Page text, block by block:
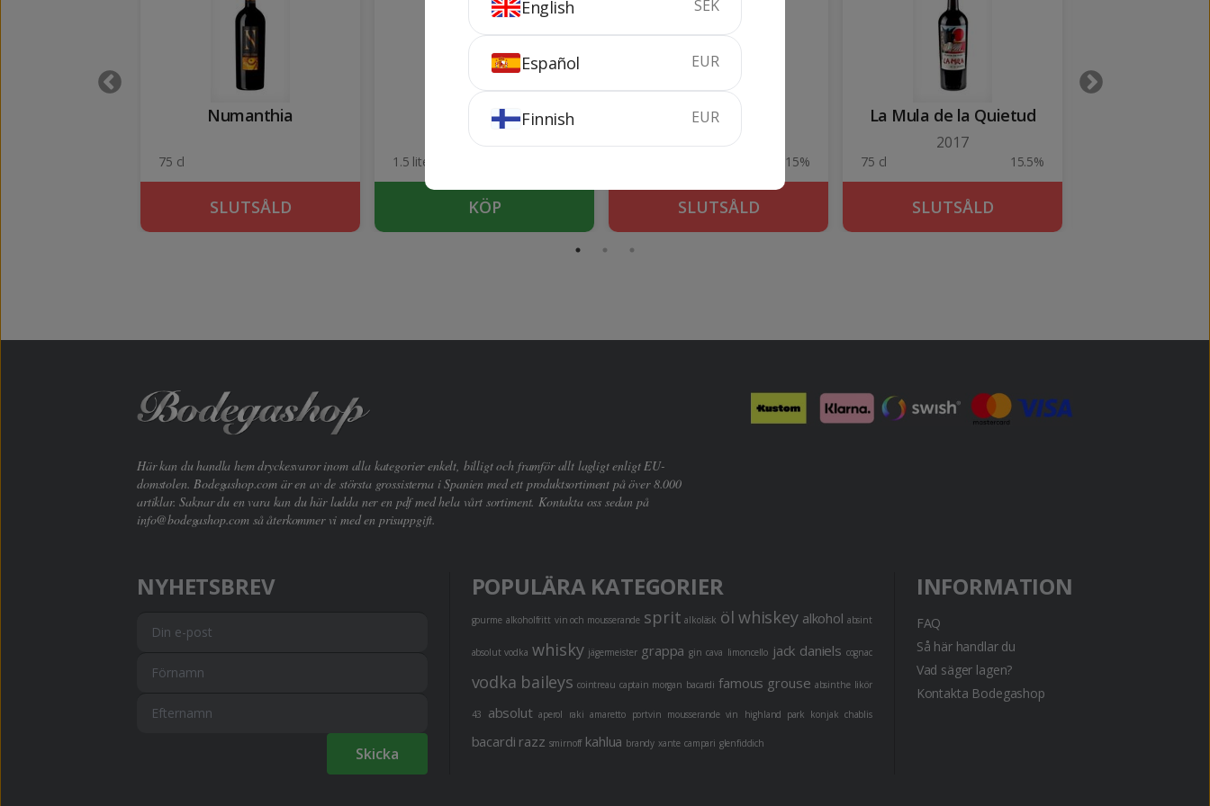
Numanthia
75 cl
SLUTSÅLD
Pintia Magnum
2020
1.5 liter
KÖP
Campesino
15%
SLUTSÅLD
La Mula de la Quietud
2017
75 cl 15.5%
SLUTSÅLD
Här kan du handla hem dryckesvaror inom alla kategorier enkelt, billigt och framför allt lagligt enligt EU-
domstolen. Bodegashop.com är en av de största grossisterna i Spanien med ett produktsortiment på över 8.000
artiklar. Saknar du en vara kan du här ladda ner en pdf med hela vårt sortiment. Kontakta oss sedan på
info@bodegashop.comså återkommer vi med en prisuppgift.
NYHETSBREV
Skicka
POPULÄRA KATEGORIER
gourme alkoholfritt vin och mousserande sprit alkoläsk öl whiskey alkohol absint
absolut vodka whisky jägermeister grappa gin cava limoncello jack daniels cognac
vodka baileys cointreau captain morgan bacardi famous grouse absinthe likör
43 absolut aperol raki amaretto portvin mousserande vin highland park konjak chablis
bacardi razz smirnoff kahlua brandy xante campari glenfiddich
INFORMATION
FAQ
Så här handlar du
Vad säger lagen?
Kontakta Bodegashop
English SEK
Español EUR
Finnish EUR